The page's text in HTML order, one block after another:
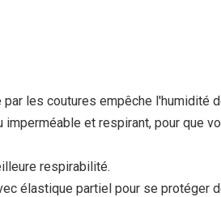
les coutures empêche l'humidité
imperméable et respirant, pour que
respirabilité.
élastique partiel pour se protéger